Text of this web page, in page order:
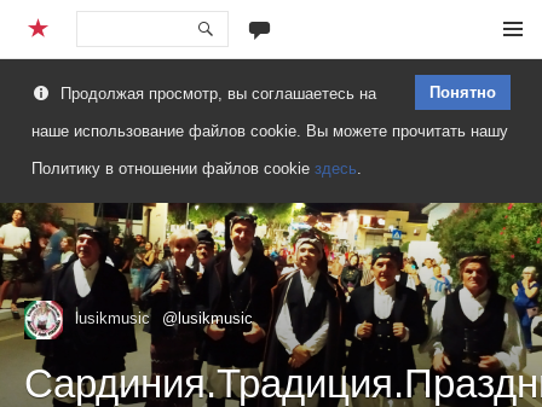
Перейти
содержимому
Понятно
Продолжая просмотр, вы соглашаетесь на
наше использование файлов cookie. Вы можете прочитать нашу
Политику в отношении файлов cookie здесь.
lusikmusic @lusikmusic